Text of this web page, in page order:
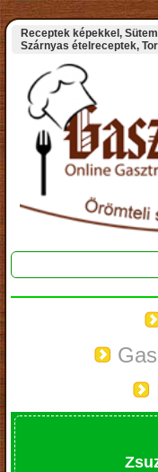
Receptek képekkel,
Szárnyas ételreceptek,